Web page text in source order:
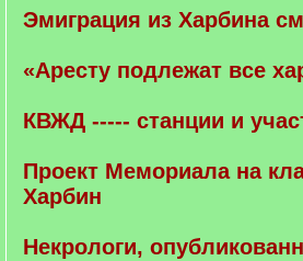
Эмиграция из Харбина
«Аресту подлежат все
КВЖД ----- станции и
Проект Мемориала на
Харбин
Некрологи,